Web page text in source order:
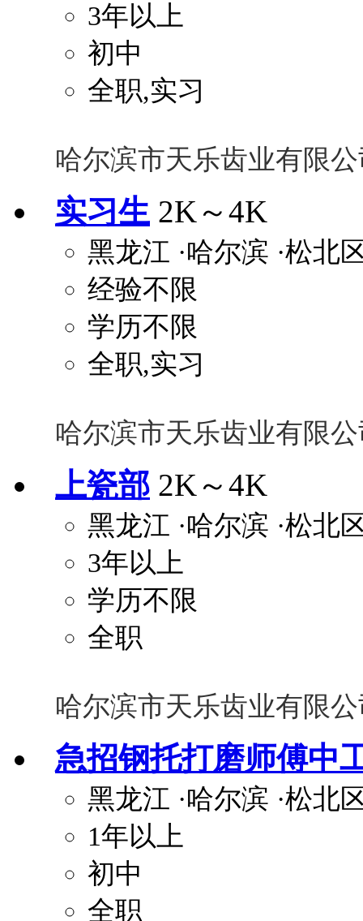
3年以上
初中
全职,实习
哈尔滨市天乐齿业有限
实习生 2K～4K
黑龙江 ·哈尔滨 ·松北
经验不限
学历不限
全职,实习
哈尔滨市天乐齿业有限
上瓷部 2K～4K
黑龙江 ·哈尔滨 ·松北
3年以上
学历不限
全职
哈尔滨市天乐齿业有限
急招钢托打磨师傅中
黑龙江 ·哈尔滨 ·松北
1年以上
初中
全职